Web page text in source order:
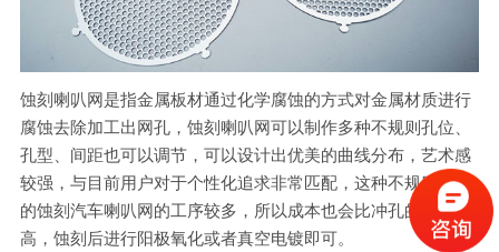
蚀刻喇叭网是指金属板材通过化学腐蚀的方式对金属材质进行
腐蚀去除加工出网孔，蚀刻喇叭网可以制作多种不规则孔位、
孔型、间距也可以调节，可以设计出优美的曲线分布，艺术感
较强，与目前用户对于个性化追求非常匹配，这种不规则孔位
的蚀刻汽车喇叭网的工序较多，所以成本也会比冲孔的方式更
高，蚀刻后进行阳极氧化或者真空电镀即可。